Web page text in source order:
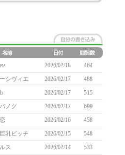
2026/02/18
464
シヴィエ 2026/02/17
488
2026/02/17
515
ノグ 2026/02/17
699
2026/02/16
458
乳ビッチ 2026/02/15
548
ス 2026/02/14
533